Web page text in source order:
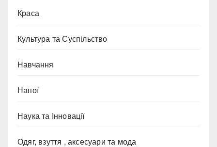
Краса
Культура та Суспільство
Навчання
Напої
Наука та Інновації
Одяг, взуття , аксесуари та мода